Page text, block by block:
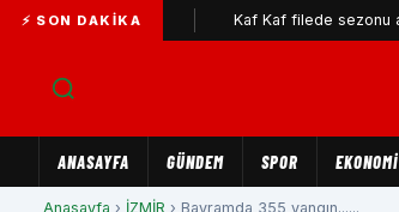
⚡ SON DAKIKA
ilgi... Kaf Kaf filede sezonu açtı
ANASAYFA GÜNDEM SPOR EKONOMİ
Anasayfa › İZMİR › Bayramda 355 yangın......